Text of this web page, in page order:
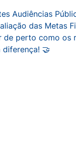
Audiências
das Metas
de perto como os
🤝